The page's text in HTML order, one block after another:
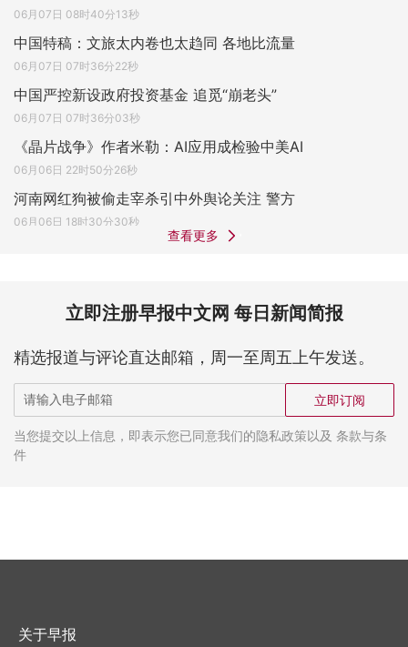
06月07日 08时40分13秒
中国特稿：文旅太内卷也太趋同 各地比流量
06月07日 07时36分22秒
中国严控新设政府投资基金 追觅“崩老头”
06月07日 07时36分03秒
《晶片战争》作者米勒：AI应用成检验中美AI
06月06日 22时50分26秒
河南网红狗被偷走宰杀引中外舆论关注 警方
06月06日 18时30分30秒
查看更多
立即注册早报中文网 每日新闻简报
精选报道与评论直达邮箱，周一至周五上午发送。
立即订阅
当您提交以上信息，即表示您已同意我们的隐私政策以及 条款与条
件
关于早报